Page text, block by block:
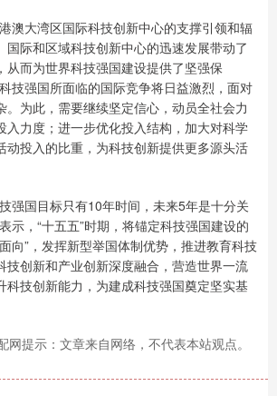
大湾区国际科技创新中心的支撑引领和辐
国际和区域科技创新中心的迅速发展带动了
从而为世界科技强国建设提供了坚强保
技强国所面临的国际竞争将日益激烈，面对
。为此，需要继续坚定信心，动员全社会力
入力度；进一步优化投入结构，加大对科学
动投入的比重，为科技创新提供更多源头活
国目标只有10年时间，未来5年是十分关
示，“十五五”时期，将锚定科技强国建设的
向”，发挥新型举国体制优势，推进教育科技
技创新和产业创新深度融合，营造世界一流
科技创新能力，为建成科技强国奠定坚实基
网提示：文章来自网络，不代表本站观点。